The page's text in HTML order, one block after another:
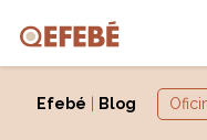
Efebé Blog